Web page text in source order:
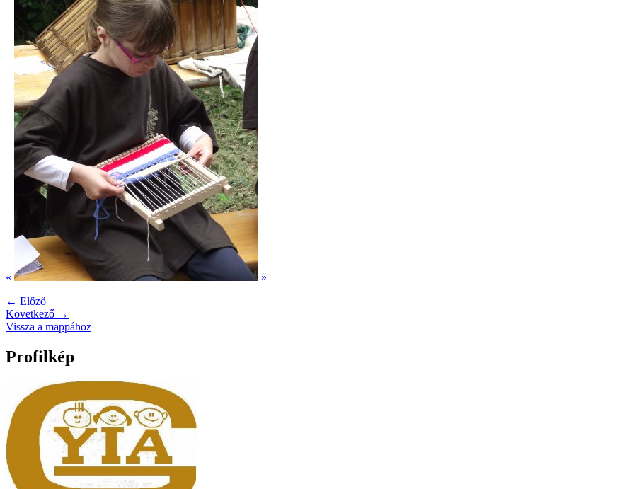
«
»
← Előző
Következő →
Vissza a mappához
Profilkép